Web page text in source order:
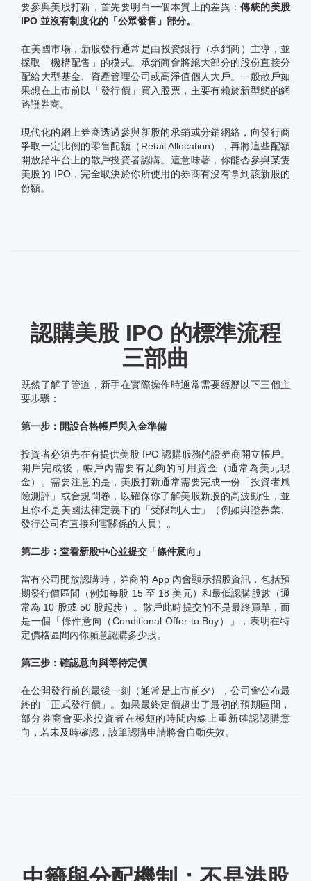
要參與美股打新，首先要明白一個本質上的差異：傳統的美股
IPO 並沒有制度化的「公眾發售」部分。
在美國市場，新股發行通常是由投資銀行（承銷商）主導，並
採取「機構配售」的模式。承銷商會將絕大部分的股份直接分
配給大型基金、資產管理公司或高淨值個人大戶。一般散戶如
果想在上市前以「發行價」買入股票，主要有賴於新型態的網
路證券商。
現代化的網上券商透過參與新股的承銷或分銷網絡，向發行商
爭取一定比例的零售配額（Retail Allocation），再將這些配額
開放給平台上的散戶投資者認購。這意味著，你能否參與某隻
美股的 IPO，完全取決於你所使用的券商有沒有拿到該新股的
份額。
認購美股 IPO 的標準流程
三部曲
既然了解了管道，新手在實際操作時通常需要經歷以下三個主
要步驟：
第一步：開設合格帳戶與入金準備
投資者必須先在有提供美股 IPO 認購服務的證券商開立帳戶。
開戶完成後，帳戶內需要有足夠的可用資金（通常為美元現
金）。需要注意的是，美股打新通常需要完成一份「投資者風
險測評」或合規問卷，以確保你了解美股新股的高波動性，並
且你不是美國法律定義下的「受限制人士」（例如與證券業、
發行公司有直接利害關係的人員）。
第二步：查看新股中心並提交「條件意向」
當有公司開放認購時，券商的 App 內會顯示招股資訊，包括預
期發行價區間（例如每股 15 至 18 美元）和最低認購股數（通
常為 10 股或 50 股起步）。散戶此時提交的不是最終買單，而
是一個「條件意向（Conditional Offer to Buy）」，表明在特
定價格區間內你願意認購多少股。
第三步：確認意向與等待定價
在公開發行前的最後一刻（通常是上市前夕），公司會公布最
終的「正式發行價」。如果最終定價超出了最初的預期區間，
部分券商會要求投資者在極短的時間內線上重新確認認購意
向，若未及時確認，該筆認購申請將會自動失效。